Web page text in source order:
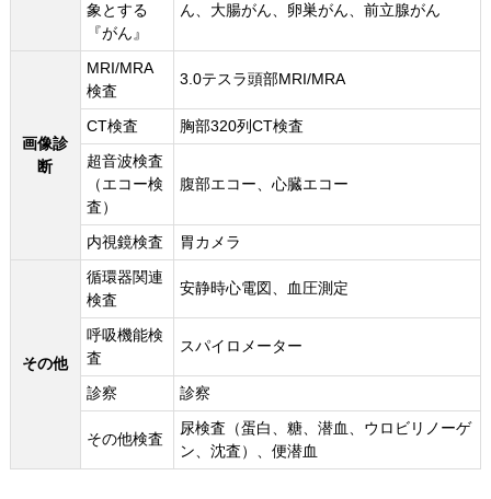
象とする
『がん』
ん、大腸がん、卵巣がん、前立腺がん
画像診
断
MRI/MRA
検査
3.0テスラ頭部MRI/MRA
CT検査
胸部320列CT検査
超音波検査
（エコー検
査）
腹部エコー、心臓エコー
内視鏡検査 胃カメラ
その他
循環器関連
検査
安静時心電図、血圧測定
呼吸機能検
査
スパイロメーター
診察 診察
その他検査
尿検査（蛋白、糖、潜血、ウロビリノーゲ
ン、沈査）、便潜血